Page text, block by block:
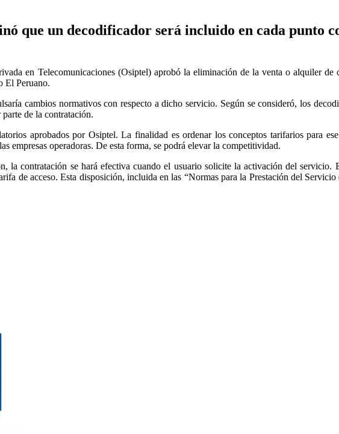
que un decodificador será incluido en cada punto
en Telecomunicaciones (Osiptel) aprobó la eliminación de la venta o alquiler
El Peruano.
cambios normativos con respecto a dicho servicio. Según se consideró, los
de la contratación.
aprobados por Osiptel. La finalidad es ordenar los conceptos tarifarios para
empresas operadoras. De esta forma, se podrá elevar la competitividad.
la contratación se hará efectiva cuando el usuario solicite la activación del
de acceso. Esta disposición, incluida en las “Normas para la Prestación del